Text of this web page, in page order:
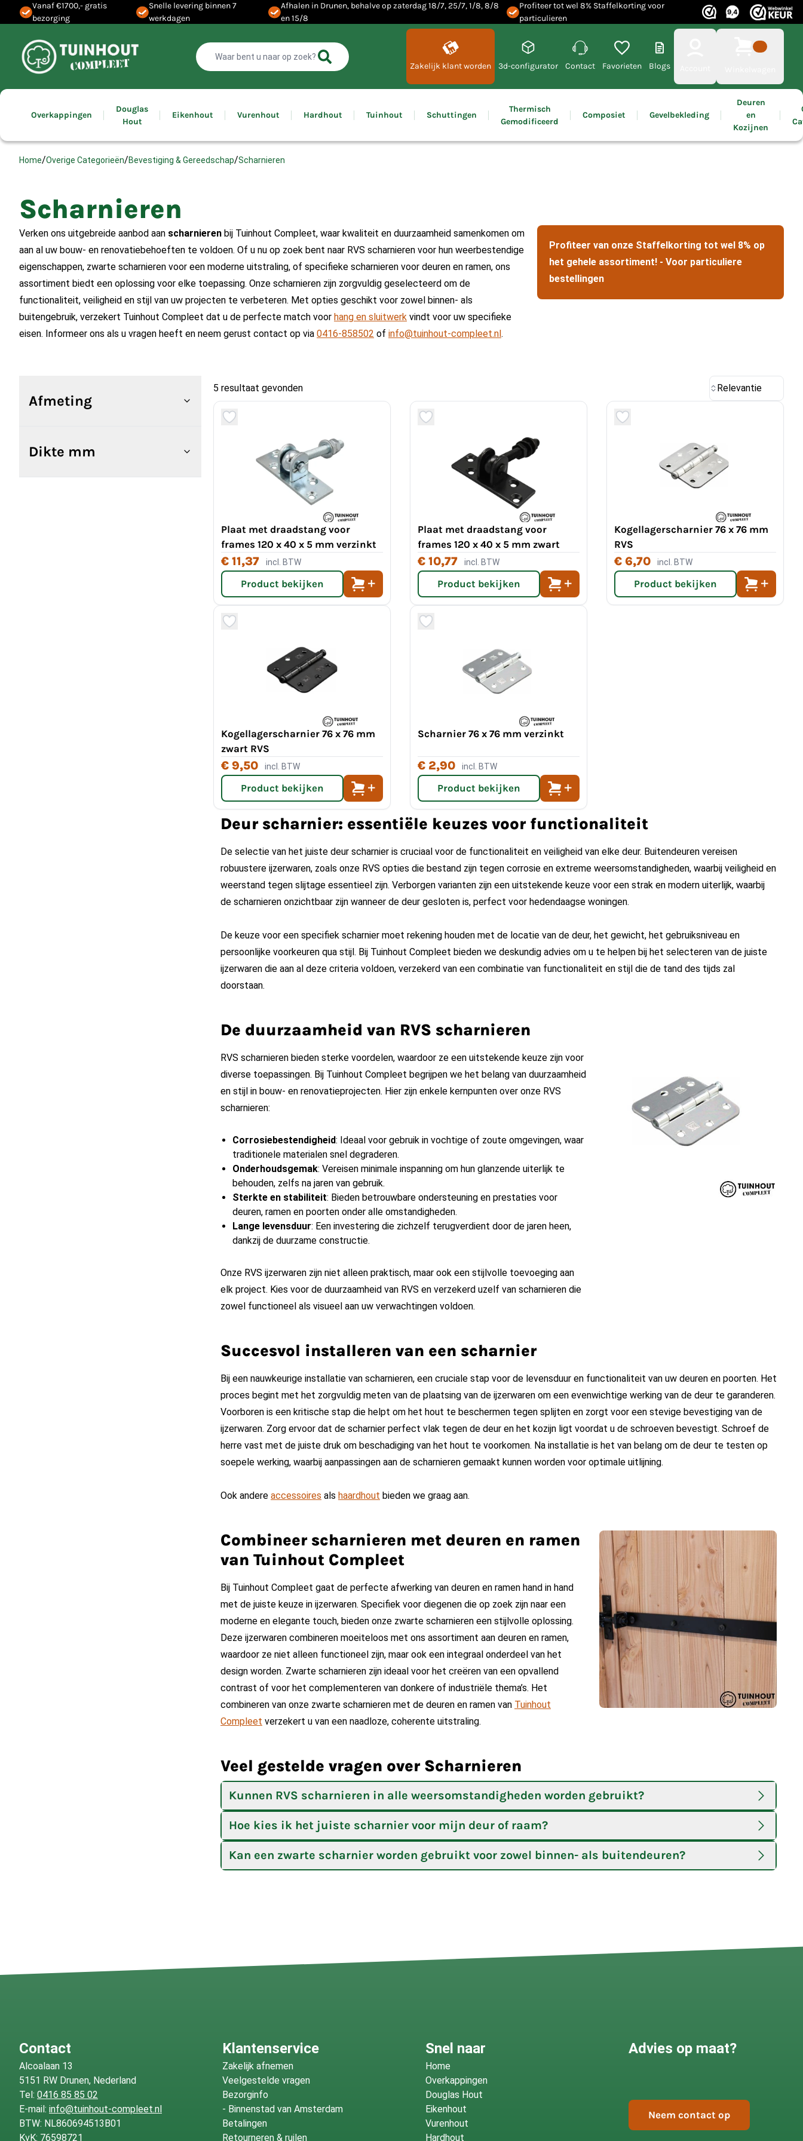
Vanaf €1700,- gratis
bezorging
Snelle levering binnen 7
werkdagen
Afhalen in Drunen, behalve op zaterdag 18/7, 25/7, 1/8, 8/8
en 15/8
Profiteer tot wel 8% Staffelkorting voor
particulieren
Zakelijk klant worden 3d-configurator Contact Favorieten Blogs
Overkappingen
Douglas
Hout
Eikenhout Vurenhout Hardhout Tuinhout Schuttingen
Thermisch
Gemodificeerd
Composiet Gevelbekleding
Deuren
en
Kozijnen
Home/Overige Categorieën/Bevestiging & Gereedschap/Scharnieren
Scharnieren
Verken ons uitgebreide aanbod aan scharnieren bij Tuinhout Compleet, waar kwaliteit en duurzaamheid samenkomen om
aan al uw bouw- en renovatiebehoeften te voldoen. Of u nu op zoek bent naar RVS scharnieren voor hun weerbestendige
eigenschappen, zwarte scharnieren voor een moderne uitstraling, of specifieke scharnieren voor deuren en ramen, ons
assortiment biedt een oplossing voor elke toepassing. Onze scharnieren zijn zorgvuldig geselecteerd om de
functionaliteit, veiligheid en stijl van uw projecten te verbeteren. Met opties geschikt voor zowel binnen- als
buitengebruik, verzekert Tuinhout Compleet dat u de perfecte match voor hang en sluitwerk vindt voor uw specifieke
eisen. Informeer ons als u vragen heeft en neem gerust contact op via 0416-858502 of info@tuinhout-compleet.nl.
Profiteer van onze Staffelkorting tot wel 8% op
het gehele assortiment! - Voor particuliere
bestellingen
Afmeting
Dikte mm
5 resultaat gevonden Relevantie
Plaat met draadstang voor
frames 120 x 40 x 5 mm verzinkt
€ 11,37 incl. BTW
Product bekijken
Plaat met draadstang voor
frames 120 x 40 x 5 mm zwart
€ 10,77 incl. BTW
Product bekijken
Kogellagerscharnier 76 x 76 mm
RVS
€ 6,70 incl. BTW
Product bekijken
Kogellagerscharnier 76 x 76 mm
zwart RVS
€ 9,50 incl. BTW
Product bekijken
Scharnier 76 x 76 mm verzinkt
€ 2,90 incl. BTW
Product bekijken
Deur scharnier: essentiële keuzes voor functionaliteit
De selectie van het juiste deur scharnier is cruciaal voor de functionaliteit en veiligheid van elke deur. Buitendeuren vereisen
robuustere ijzerwaren, zoals onze RVS opties die bestand zijn tegen corrosie en extreme weersomstandigheden, waarbij veiligheid en
weerstand tegen slijtage essentieel zijn. Verborgen varianten zijn een uitstekende keuze voor een strak en modern uiterlijk, waarbij
de scharnieren onzichtbaar zijn wanneer de deur gesloten is, perfect voor hedendaagse woningen.
De keuze voor een specifiek scharnier moet rekening houden met de locatie van de deur, het gewicht, het gebruiksniveau en
persoonlijke voorkeuren qua stijl. Bij Tuinhout Compleet bieden we deskundig advies om u te helpen bij het selecteren van de juiste
ijzerwaren die aan al deze criteria voldoen, verzekerd van een combinatie van functionaliteit en stijl die de tand des tijds zal
doorstaan.
De duurzaamheid van RVS scharnieren
RVS scharnieren bieden sterke voordelen, waardoor ze een uitstekende keuze zijn voor
diverse toepassingen. Bij Tuinhout Compleet begrijpen we het belang van duurzaamheid
en stijl in bouw- en renovatieprojecten. Hier zijn enkele kernpunten over onze RVS
scharnieren:
Corrosiebestendigheid: Ideaal voor gebruik in vochtige of zoute omgevingen, waar
traditionele materialen snel degraderen.
Onderhoudsgemak: Vereisen minimale inspanning om hun glanzende uiterlijk te
behouden, zelfs na jaren van gebruik.
Sterkte en stabiliteit: Bieden betrouwbare ondersteuning en prestaties voor
deuren, ramen en poorten onder alle omstandigheden.
Lange levensduur: Een investering die zichzelf terugverdient door de jaren heen,
dankzij de duurzame constructie.
Onze RVS ijzerwaren zijn niet alleen praktisch, maar ook een stijlvolle toevoeging aan
elk project. Kies voor de duurzaamheid van RVS en verzekerd uzelf van scharnieren die
zowel functioneel als visueel aan uw verwachtingen voldoen.
Succesvol installeren van een scharnier
Bij een nauwkeurige installatie van scharnieren, een cruciale stap voor de levensduur en functionaliteit van uw deuren en poorten. Het
proces begint met het zorgvuldig meten van de plaatsing van de ijzerwaren om een evenwichtige werking van de deur te garanderen.
Voorboren is een kritische stap die helpt om het hout te beschermen tegen splijten en zorgt voor een stevige bevestiging van de
ijzerwaren. Zorg ervoor dat de scharnier perfect vlak tegen de deur en het kozijn ligt voordat u de schroeven bevestigt. Schroef de
herre vast met de juiste druk om beschadiging van het hout te voorkomen. Na installatie is het van belang om de deur te testen op
soepele werking, waarbij aanpassingen aan de scharnieren gemaakt kunnen worden voor optimale uitlijning.
Ook andere accessoires als haardhout bieden we graag aan.
Combineer scharnieren met deuren en ramen
van Tuinhout Compleet
Bij Tuinhout Compleet gaat de perfecte afwerking van deuren en ramen hand in hand
met de juiste keuze in ijzerwaren. Specifiek voor diegenen die op zoek zijn naar een
moderne en elegante touch, bieden onze zwarte scharnieren een stijlvolle oplossing.
Deze ijzerwaren combineren moeiteloos met ons assortiment aan deuren en ramen,
waardoor ze niet alleen functioneel zijn, maar ook een integraal onderdeel van het
design worden. Zwarte scharnieren zijn ideaal voor het creëren van een opvallend
contrast of voor het complementeren van donkere of industriële thema’s. Het
combineren van onze zwarte scharnieren met de deuren en ramen van Tuinhout
Compleet verzekert u van een naadloze, coherente uitstraling.
Veel gestelde vragen over Scharnieren
Kunnen RVS scharnieren in alle weersomstandigheden worden gebruikt?
Hoe kies ik het juiste scharnier voor mijn deur of raam?
Kan een zwarte scharnier worden gebruikt voor zowel binnen- als buitendeuren?
Contact
Alcoalaan 13
5151 RW Drunen, Nederland
Tel: 0416 85 85 02
E-mail: info@tuinhout-compleet.nl
BTW: NL860694513B01
KvK: 76598721
Klantenservice
Zakelijk afnemen
Veelgestelde vragen
Bezorginfo
- Binnenstad van Amsterdam
Betalingen
Retourneren & ruilen
Snel naar
Home
Overkappingen
Douglas Hout
Eikenhout
Vurenhout
Hardhout
Advies op maat?
Neem contact op